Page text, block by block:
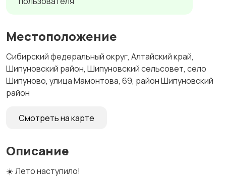
Местоположение
Сибирский федеральный округ, Алтайский край,
Шипуновский район, Шипуновский сельсовет, село
Шипуново, улица Мамонтова, 69, район Шипуновский
район
Смотреть на карте
Описание
☀️ Лето наступило!